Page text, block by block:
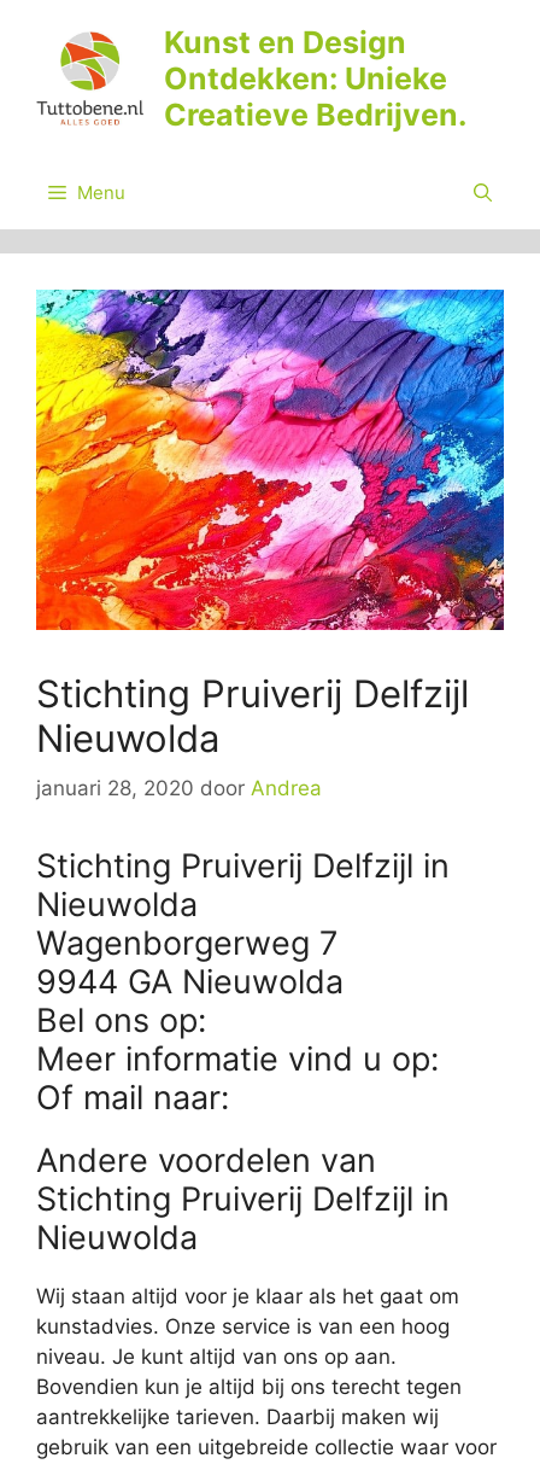
inhoud
Kunst en Design
Ontdekken: Unieke
Creatieve Bedrijven.
Menu
Stichting Pruiverij Delfzijl
Nieuwolda
januari 28, 2020 door Andrea
Stichting Pruiverij Delfzijl in
Nieuwolda
Wagenborgerweg 7
9944 GA Nieuwolda
Bel ons op:
Meer informatie vind u op:
Of mail naar:
Andere voordelen van
Stichting Pruiverij Delfzijl in
Nieuwolda
Wij staan altijd voor je klaar als het gaat om
kunstadvies. Onze service is van een hoog
niveau. Je kunt altijd van ons op aan.
Bovendien kun je altijd bij ons terecht tegen
aantrekkelijke tarieven. Daarbij maken wij
gebruik van een uitgebreide collectie waar voor